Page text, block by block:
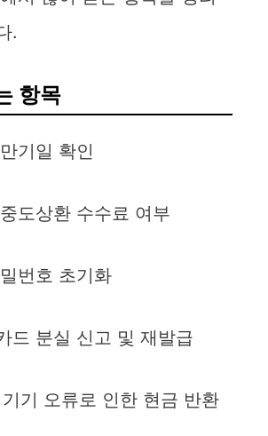
.
항목
기일 확인
도상환 수수료 여부
번호 초기화
드 분실 신고 및 재발급
기 오류로 인한 현금 반환